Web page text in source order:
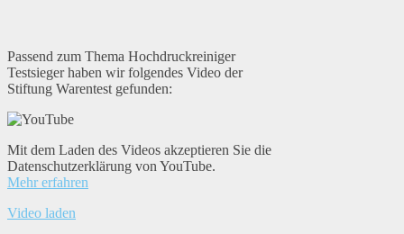
Passend zum Thema Hochdruckreiniger
Testsieger haben wir folgendes Video der
Stiftung Warentest gefunden:
Mit dem Laden des Videos akzeptieren Sie die
Datenschutzerklärung von YouTube.
Mehr erfahren
Video laden